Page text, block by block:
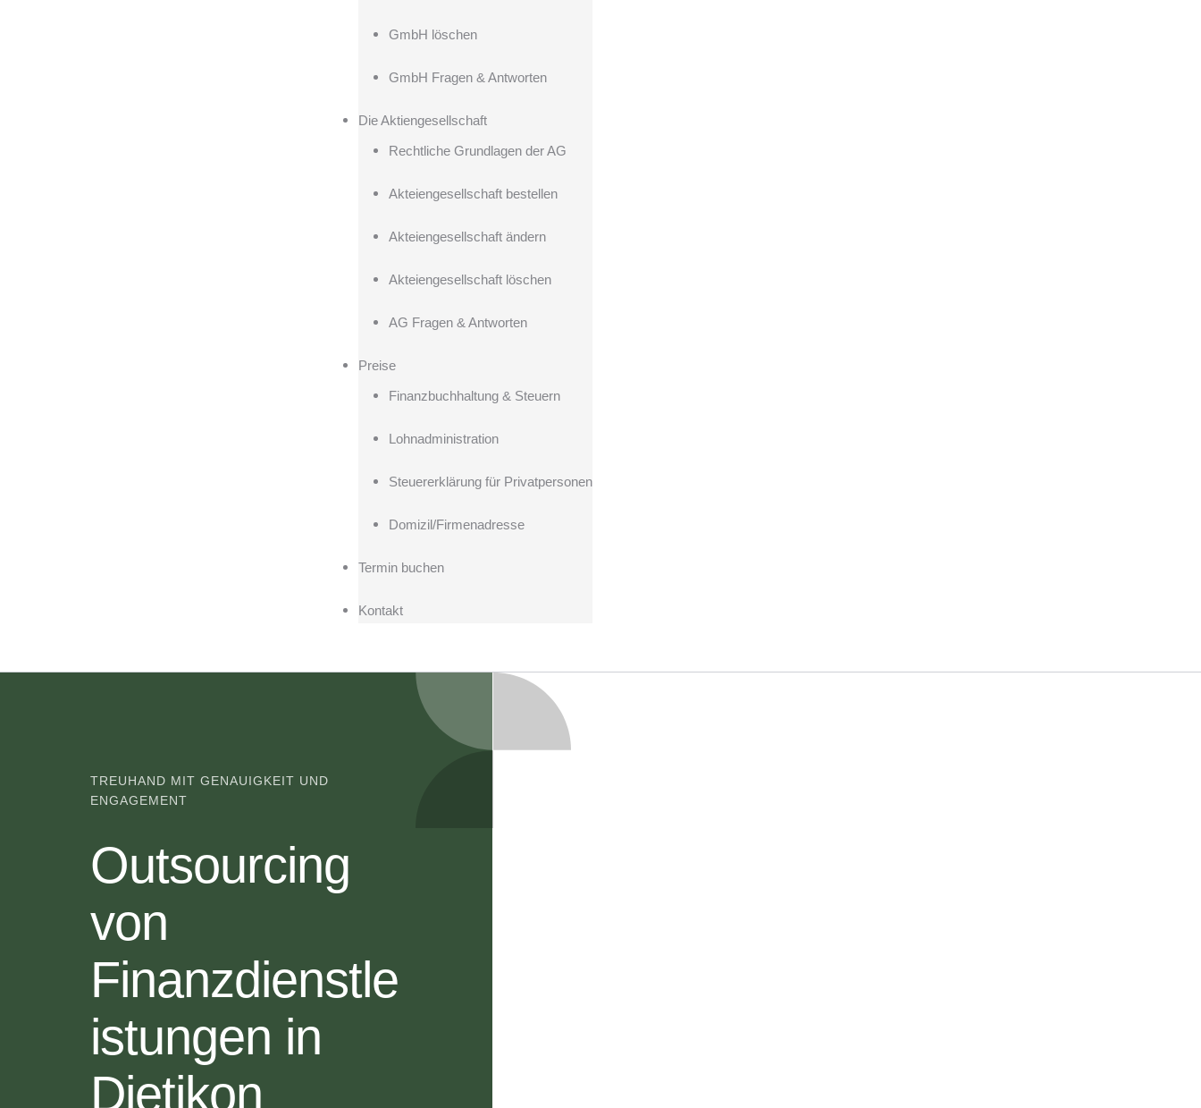
GmbH löschen
GmbH Fragen & Antworten
Die Aktiengesellschaft
Rechtliche Grundlagen der AG
Akteiengesellschaft bestellen
Akteiengesellschaft ändern
Akteiengesellschaft löschen
AG Fragen & Antworten
Preise
Finanzbuchhaltung & Steuern
Lohnadministration
Steuererklärung für Privatpersonen
Domizil/Firmenadresse
Termin buchen
Kontakt
TREUHAND MIT GENAUIGKEIT UND
ENGAGEMENT
Outsourcing
von
Finanzdienstle
istungen in
Dietikon